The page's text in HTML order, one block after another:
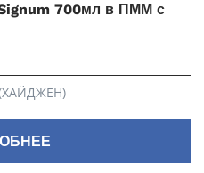
700мл в ПММ с
(ХАЙДЖЕН)